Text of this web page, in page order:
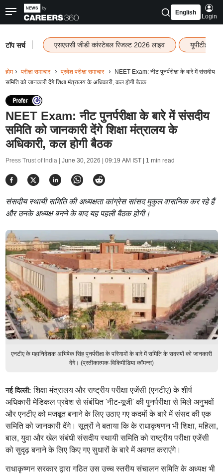
English
Login
टॉप सर्च एसएससी जीडी कांस्टेबल रिजल्ट 2026 लाइव यूपीटीईटी
होम परीक्षा समाचार प्रवेश परीक्षा समाचार
NEET Exam: नीट पुनर्परीक्षा के बारे में संसदीय
समिति को जानकारी देंगे शिक्षा मंत्रालय के अधिकारी, कल होगी बैठक
NEET Exam: नीट पुनर्परीक्षा के बारे में संसदीय
समिति को जानकारी देंगे शिक्षा मंत्रालय के
अधिकारी, कल होगी बैठक
Press Trust of India | June 30, 2026 | 09:19 AM IST| 1 min read
संसदीय स्थायी समिति की अध्यक्षता कांग्रेस सांसद मुकुल वासनिक कर रहे हैं
और उनके अध्यक्ष बनने के बाद यह पहली बैठक होगी।
एनटीए के महानिदेशक अभिषेक सिंह पुनर्परीक्षा के परिणामों के बारे में समिति के सदस्यों को जानकारी
देंगे। (प्रतीकात्मक-विकिमीडिया कॉमन्स)
नई दिल्ली:शिक्षा मंत्रालय और राष्ट्रीय परीक्षा एजेंसी (एनटीए) के शीर्ष
अधिकारी मेडिकल प्रवेश से संबंधित 'नीट-यूजी' की पुनर्परीक्षा से मिले अनुभवों
और एनटीए को मजबूत बनाने के लिए उठाए गए कदमों के बारे में संसद की एक
समिति को जानकारी देंगे। सूत्रों ने बताया कि के राधाकृषणन भी शिक्षा, महिला,
बाल, युवा और खेल संबंधी संसदीय स्थायी समिति को राष्ट्रीय परीक्षा एजेंसी
को सुदृढ़ बनाने के लिए किए गए सुधारों के बारे में अवगत कराएंगे।
राधाकृष्णन सरकार द्वारा गठित उस उच्च स्तरीय संचालन समिति के अध्यक्ष भी